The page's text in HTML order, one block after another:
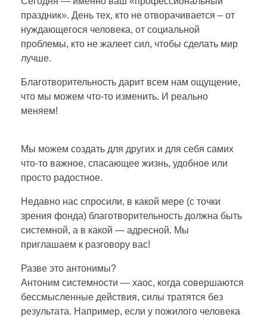
н
е
м
л
а
г
о
т
праздник». День тех, кто не отворачивается – от
нуждающегося человека, от социальной
проблемы, кто не жалеет сил, чтобы сделать мир
лучше.
Благотворительность дарит всем нам ощущение,
что мы можем что-то изменить. И реально
меняем!
Мы можем создать для других и для себя самих
что-то важное, спасающее жизнь, удобное или
просто радостное.
Недавно нас спросили, в какой мере (с точки
зрения фонда) благотворительность должна быть
системной, а в какой — адресной. Мы
приглашаем к разговору вас!
Разве это антонимы?
Антоним системности — хаос, когда совершаются
бессмысленные действия, силы тратятся без
результата. Например, если у пожилого человека